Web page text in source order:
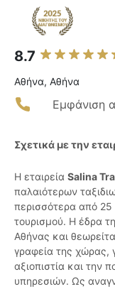
8.7
Αθήνα, Αθήνα
Εμφάνιση
Σχετικά με την
Η εταιρεία Salina
παλαιότερων
περισσότερα από 25
τουρισμού. Η έδρα
Αθήνας και
γραφεία της χώρας,
αξιοπιστία και την
υπηρεσιών. Ως